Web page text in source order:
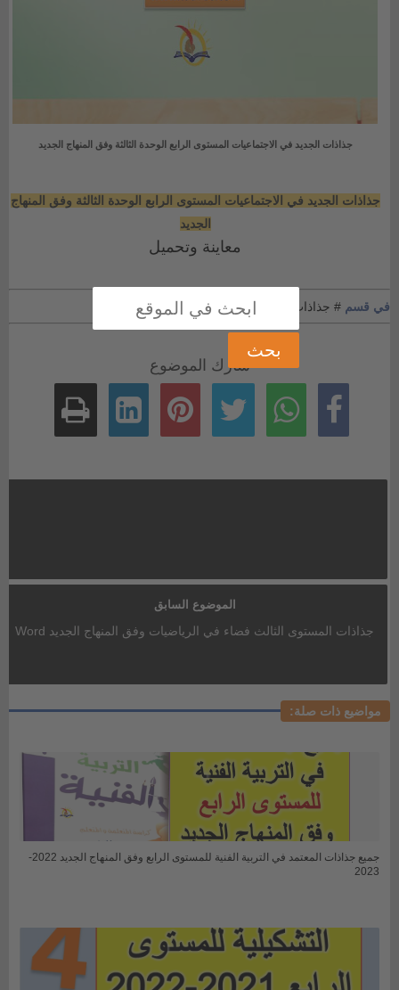
جذاذات الجديد في الاجتماعيات المستوى الرابع الوحدة الثالثة وفق المنهاج الجديد
جذاذات الجديد في الاجتماعيات المستوى الرابع الوحدة الثالثة وفق المنهاج
الجديد
معاينة وتحميل
في قسم # جذاذات المستوى الرابع
شارك الموضوع
الموضوع السابق
جذاذات المستوى الثالث فضاء في الرياضيات وفق المنهاج الجديد Word
مواضيع ذات صلة:
جميع جذاذات المعتمد في التربية الفنية للمستوى الرابع وفق المنهاج الجديد 2022-
2023